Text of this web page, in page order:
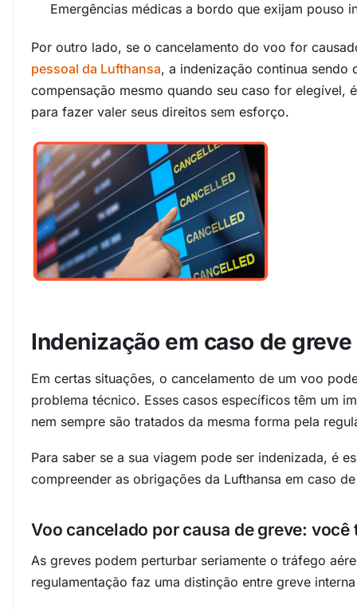
Emergências médicas a bordo que exijam pouso
Por outro lado, se o cancelamento do voo for
pessoal da Lufthansa, a indenização continua sendo
compensação mesmo quando seu caso for elegível,
para fazer valer seus direitos sem esforço.
Indenização em caso de
Em certas situações, o cancelamento de um voo
problema técnico. Esses casos específicos têm um
nem sempre são tratados da mesma forma pela
Para saber se a sua viagem pode ser indenizada, é
compreender as obrigações da Lufthansa em caso
Voo cancelado por causa de greve:
As greves podem perturbar seriamente o tráfego
regulamentação faz uma distinção entre greve